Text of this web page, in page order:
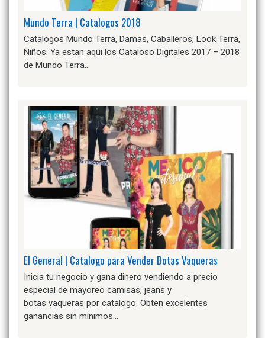
Mundo Terra | Catalogos 2018
Catalogos Mundo Terra, Damas, Caballeros, Look Terra,
Niños. Ya estan aqui los Cataloso Digitales 2017 – 2018
de Mundo Terra…
El General | Catalogo para Vender Botas Vaqueras
Inicia tu negocio y gana dinero vendiendo a precio
especial de mayoreo camisas, jeans y
botas vaqueras por catalogo. Obten excelentes
ganancias sin mínimos…